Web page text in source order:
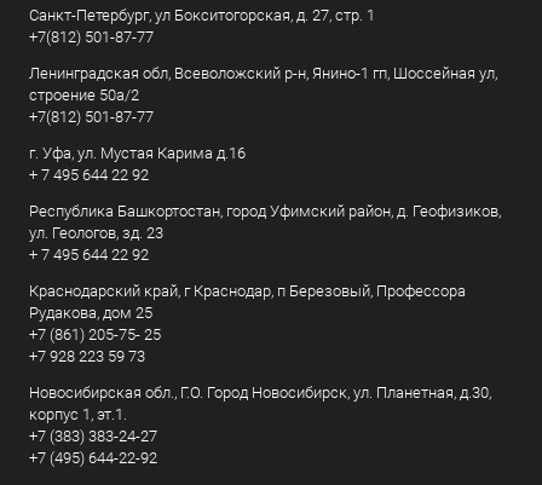
Санкт-Петербург, ул Бокситогорская, д. 27, стр. 1
+7(812) 501-87-77
Ленинградская обл, Всеволожский р-н, Янино-1 гп, Шоссейная ул,
строение 50а/2
+7(812) 501-87-77
г. Уфа, ул. Мустая Карима д.16
+ 7 495 644 22 92
Республика Башкортостан, город Уфимский район, д. Геофизиков,
ул. Геологов, зд. 23
+ 7 495 644 22 92
Краснодарский край, г Краснодар, п Березовый, Профессора
Рудакова, дом 25
+7 (861) 205-75- 25
+7 928 223 59 73
Новосибирская обл., Г.О. Город Новосибирск, ул. Планетная, д.30,
корпус 1, эт.1.
+7 (383) 383-24-27
+7 (495) 644-22-92